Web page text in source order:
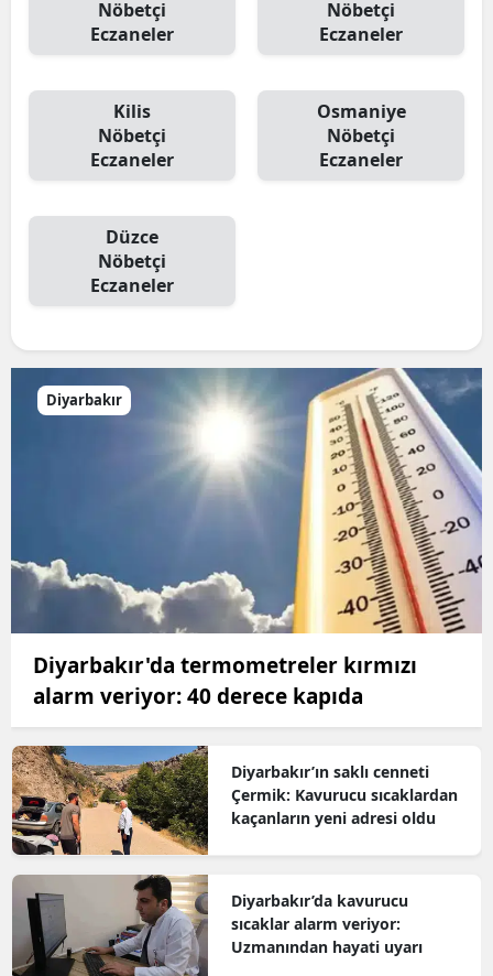
Nöbetçi
Eczaneler
Nöbetçi
Eczaneler
Kilis
Nöbetçi
Eczaneler
Osmaniye
Nöbetçi
Eczaneler
Düzce
Nöbetçi
Eczaneler
Diyarbakır
Diyarbakır'da termometreler kırmızı
alarm veriyor: 40 derece kapıda
Diyarbakır’ın saklı cenneti
Çermik: Kavurucu sıcaklardan
kaçanların yeni adresi oldu
Diyarbakır’da kavurucu
sıcaklar alarm veriyor:
Uzmanından hayati uyarı